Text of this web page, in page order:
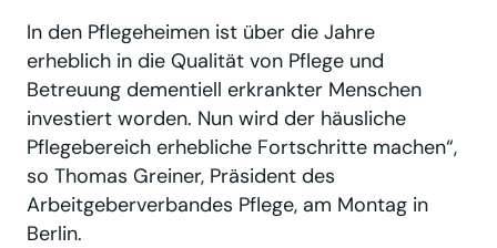
In den Pflegeheimen ist über die Jahre
erheblich in die Qualität von Pflege und
Betreuung dementiell erkrankter Menschen
investiert worden. Nun wird der häusliche
Pflegebereich erhebliche Fortschritte machen“,
so Thomas Greiner, Präsident des
Arbeitgeberverbandes Pflege, am Montag in
Berlin.